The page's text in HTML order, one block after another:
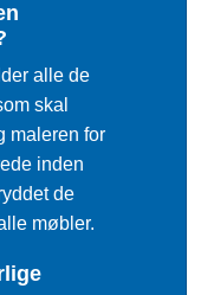
alle de
skal
maleren for
inden
de
møbler.